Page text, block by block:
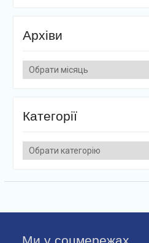
Архіви
Архіви
Категорії
Категорії